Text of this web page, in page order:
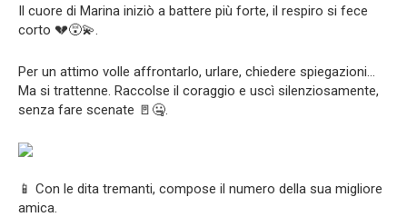
Il cuore di Marina iniziò a battere più forte, il respiro si fece
corto 💔😵‍💫.
Per un attimo volle affrontarlo, urlare, chiedere spiegazioni…
Ma si trattenne. Raccolse il coraggio e uscì silenziosamente,
senza fare scenate 🚪🤐.
📱 Con le dita tremanti, compose il numero della sua migliore
amica.